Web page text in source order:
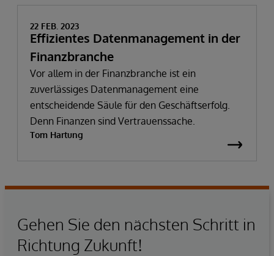
22 FEB. 2023
Effizientes Datenmanagement in der
Finanzbranche
Vor allem in der Finanzbranche ist ein
zuverlässiges Datenmanagement eine
entscheidende Säule für den Geschäftserfolg.
Denn Finanzen sind Vertrauenssache.
Tom Hartung
Gehen Sie den nächsten Schritt in
Richtung Zukunft!